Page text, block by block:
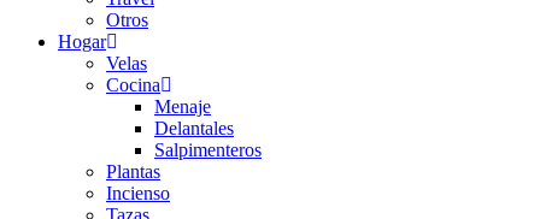
Otros
Hogar
Velas
Cocina
Menaje
Delantales
Salpimenteros
Plantas
Incienso
Tazas